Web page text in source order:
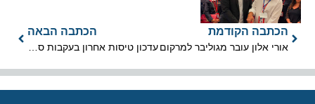
הכתבה הקודמת
אורי אלון עובר מגוליבר למרקום
הכתבה הבאה